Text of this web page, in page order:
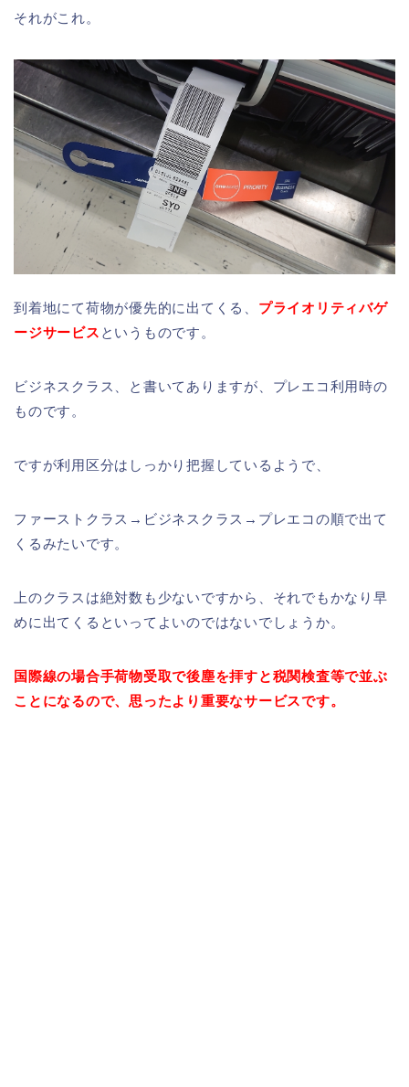
それがこれ。
到着地にて荷物が優先的に出てくる、 プライオリティバゲ
ージサービス というものです。
ビジネスクラス、と書いてありますが、プレエコ利用時の
ものです。
ですが利用区分はしっかり把握しているようで、
ファーストクラス→ビジネスクラス→プレエコの順で出て
くるみたいです。
上のクラスは絶対数も少ないですから、それでもかなり早
めに出てくるといってよいのではないでしょうか。
国際線の場合手荷物受取で後塵を拝すと税関検査等で並ぶ
ことになるので、思ったより重要なサービスです。